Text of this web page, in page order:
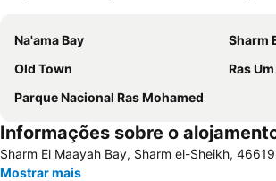
Na'ama Bay Sharm
Old Town
Ras
Parque Nacional Ras Mohamed
Informações sobre o
Sharm El Maayah Bay, Sharm el-Sheikh,
Mostrar mais